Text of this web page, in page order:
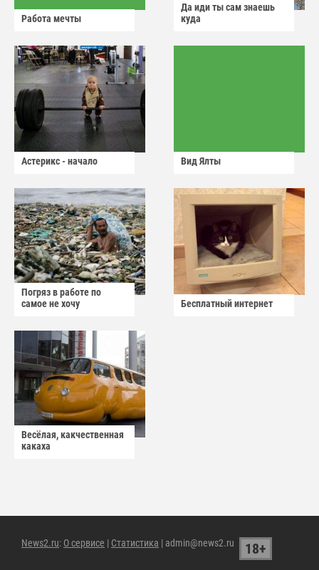
Работа мечты
Да иди ты сам знаешь
куда
Астерикс - начало Вид Ялты
Погряз в работе по
самое не хочу
Бесплатный интернет
Весёлая, какчественная
какаха
News2.ru: О сервисе | Статистика | admin@news2.ru 18+